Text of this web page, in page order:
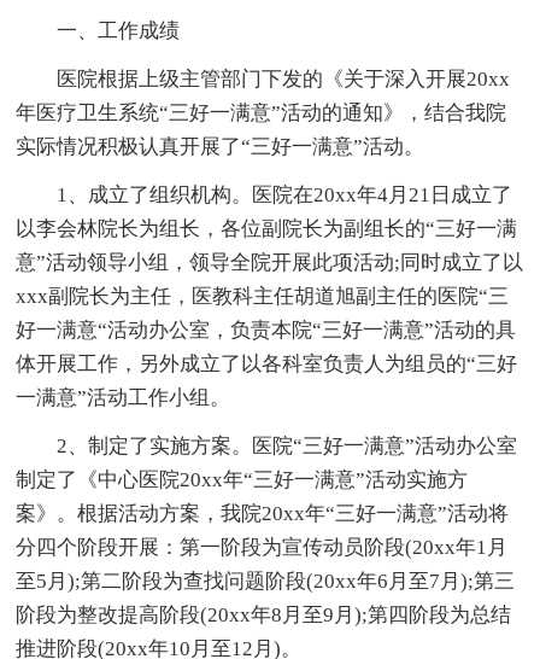
一、工作成绩
医院根据上级主管部门下发的《关于深入开展20xx
年医疗卫生系统“三好一满意”活动的通知》，结合我院
实际情况积极认真开展了“三好一满意”活动。
1、成立了组织机构。医院在20xx年4月21日成立了
以李会林院长为组长，各位副院长为副组长的“三好一满
意”活动领导小组，领导全院开展此项活动;同时成立了以
xxx副院长为主任，医教科主任胡道旭副主任的医院“三
好一满意“活动办公室，负责本院“三好一满意”活动的具
体开展工作，另外成立了以各科室负责人为组员的“三好
一满意”活动工作小组。
2、制定了实施方案。医院“三好一满意”活动办公室
制定了《中心医院20xx年“三好一满意”活动实施方
案》。根据活动方案，我院20xx年“三好一满意”活动将
分四个阶段开展：第一阶段为宣传动员阶段(20xx年1月
至5月);第二阶段为查找问题阶段(20xx年6月至7月);第三
阶段为整改提高阶段(20xx年8月至9月);第四阶段为总结
推进阶段(20xx年10月至12月)。